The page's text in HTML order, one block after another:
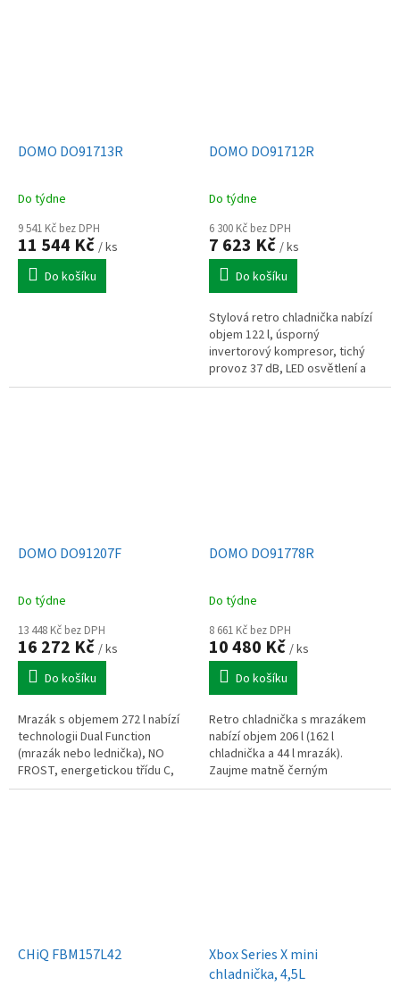
DOMO DO91713R
Do týdne
9 541 Kč bez DPH
11 544 Kč / ks
Do košíku
DOMO DO91712R
Do týdne
6 300 Kč bez DPH
7 623 Kč / ks
Do košíku
Stylová retro chladnička nabízí
objem 122 l, úsporný
invertorový kompresor, tichý
provoz 37 dB, LED osvětlení a
elegantní matně černý design s
DOMO DO91207F
Do týdne
13 448 Kč bez DPH
16 272 Kč / ks
Do košíku
Mrazák s objemem 272 l nabízí
technologii Dual Function
(mrazák nebo lednička), NO
FROST, energetickou třídu C,
Super Freeze, Super Cool a LED
DOMO DO91778R
Do týdne
8 661 Kč bez DPH
10 480 Kč / ks
Do košíku
Retro chladnička s mrazákem
nabízí objem 206 l (162 l
chladnička a 44 l mrazák).
Zaujme matně černým
designem, LED osvětlením,
CHiQ FBM157L42
Xbox Series X mini
chladnička, 4,5L